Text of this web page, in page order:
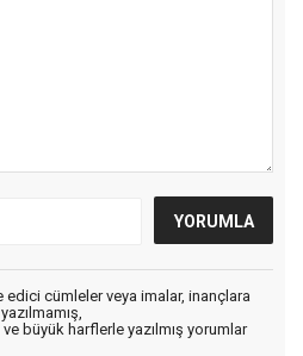
edici cümleler veya imalar, inançlara
büyük harflerle yazılmış yorumlar